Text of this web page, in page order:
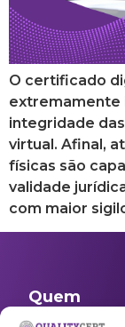
O certificado
extremamente
integridade
virtual. Afinal,
físicas são
validade
com maior
Quem
somos